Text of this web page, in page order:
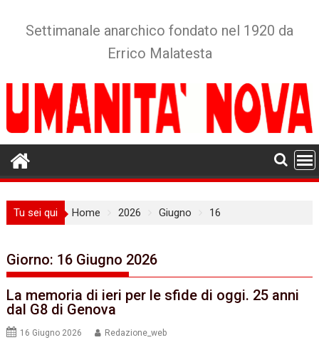
Settimanale anarchico fondato nel 1920 da
Errico Malatesta
Tu sei qui Home 2026 Giugno 16
Giorno: 16 Giugno 2026
La memoria di ieri per le sfide di oggi. 25 anni
dal G8 di Genova
16 Giugno 2026 Redazione_web